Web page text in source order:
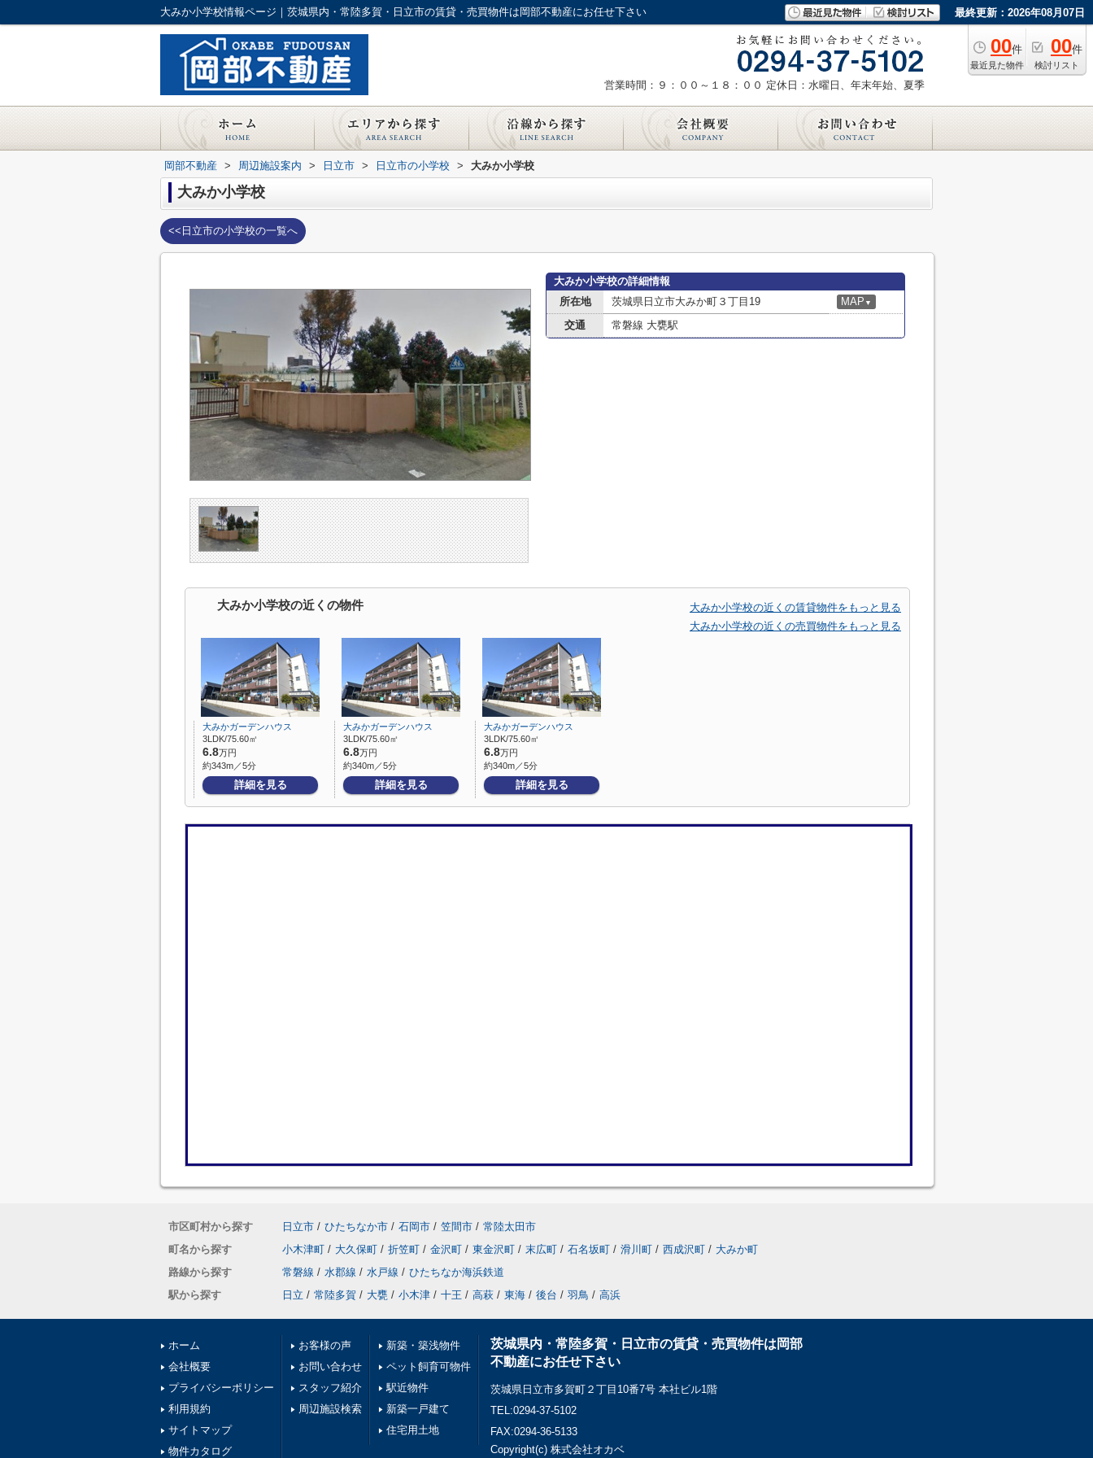
大みか小学校情報ページ｜茨城県内・常陸多賀・日立市の賃貸・売買物件は岡部不動産にお任せ下さい 最終更新：2026年08月07日
00件
最近見た物件
00件
検討リスト
営業時間：９：００～１８：００ 定休日：水曜日、年末年始、夏季
岡部不動産 > 周辺施設案内 > 日立市 > 日立市の小学校 > 大みか小学校
大みか小学校
<<日立市の小学校の一覧へ
大みか小学校の詳細情報
所在地
茨城県日立市大みか町３丁目19 MAP ▼
交通 常磐線 大甕駅
大みか小学校の近くの物件
大みか小学校の近くの賃貸物件をもっと見る
大みか小学校の近くの売買物件をもっと見る
大みかガーデンハウス
3LDK/75.60㎡
6.8万円
約343m／5分
詳細を見る
大みかガーデンハウス
3LDK/75.60㎡
6.8万円
約340m／5分
詳細を見る
大みかガーデンハウス
3LDK/75.60㎡
6.8万円
約340m／5分
詳細を見る
市区町村から探す 日立市 / ひたちなか市 / 石岡市 / 笠間市 / 常陸太田市
町名から探す
小木津町 / 大久保町 / 折笠町 / 金沢町 / 東金沢町 / 末広町 / 石名坂町 / 滑川町 / 西成沢町 / 大みか町
路線から探す
常磐線 / 水郡線 / 水戸線 / ひたちなか海浜鉄道
駅から探す
日立 / 常陸多賀 / 大甕 / 小木津 / 十王 / 高萩 / 東海 / 後台 / 羽鳥 / 高浜
ホーム
会社概要
プライバシーポリシー
利用規約
サイトマップ
物件カタログ
お客様の声
お問い合わせ
スタッフ紹介
周辺施設検索
新築・築浅物件
ペット飼育可物件
駅近物件
新築一戸建て
住宅用土地
茨城県内・常陸多賀・日立市の賃貸・売買物件は岡部
不動産にお任せ下さい
茨城県日立市多賀町２丁目10番7号 本社ビル1階
TEL:0294-37-5102
FAX:0294-36-5133
Copyright(c) 株式会社オカベ